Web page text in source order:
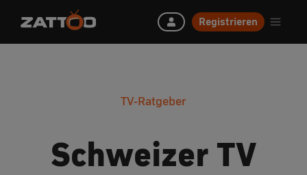
Registrieren
TV-Ratgeber
Schweizer TV